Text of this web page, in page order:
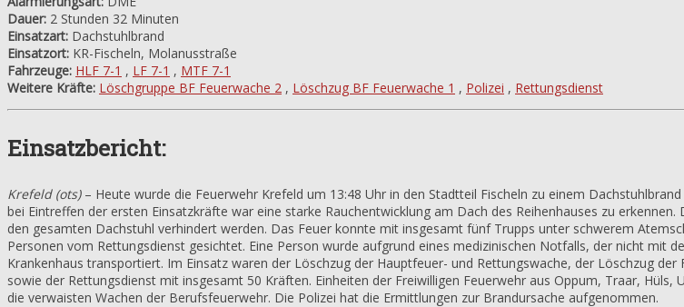
Dauer: 2 Stunden 32 Minuten
Einsatzart: Dachstuhlbrand
Einsatzort: KR-Fischeln, Molanusstraße
Fahrzeuge: HLF 7-1 , LF 7-1 , MTF 7-1
Weitere Kräfte: Löschgruppe BF Feuerwache 2 , Löschzug BF Feuerwache 1 , Polizei , Rettungsdienst
Einsatzbericht:
Krefeld (ots)– Heute wurde die Feuerwehr Krefeld um 13:48 Uhr in den Stadtteil Fischeln zu einem
bei Eintreffen der ersten Einsatzkräfte war eine starke Rauchentwicklung am Dach des Reihenhauses zu
den gesamten Dachstuhl verhindert werden. Das Feuer konnte mit insgesamt fünf Trupps unter schwerem
Personen vom Rettungsdienst gesichtet. Eine Person wurde aufgrund eines medizinischen Notfalls, der nicht mit
Krankenhaus transportiert. Im Einsatz waren der Löschzug der Hauptfeuer- und Rettungswache, der Löschzug
sowie der Rettungsdienst mit insgesamt 50 Kräften. Einheiten der Freiwilligen Feuerwehr aus Oppum, Traar,
die verwaisten Wachen der Berufsfeuerwehr. Die Polizei hat die Ermittlungen zur Brandursache aufgenommen.